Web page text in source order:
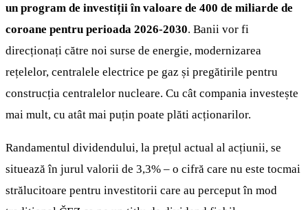
un program de investiții în valoare de 400 de miliarde de
coroane pentru perioada 2026-2030. Banii vor fi
direcționați către noi surse de energie, modernizarea
rețelelor, centralele electrice pe gaz și pregătirile pentru
construcția centralelor nucleare. Cu cât compania investește
mai mult, cu atât mai puțin poate plăti acționarilor.
Randamentul dividendului, la prețul actual al acțiunii, se
situează în jurul valorii de 3,3% – o cifră care nu este tocmai
strălucitoare pentru investitorii care au perceput în mod